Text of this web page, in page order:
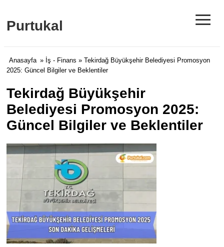
Purtukal ≡
Anasayfa » İş - Finans » Tekirdağ Büyükşehir Belediyesi Promosyon
2025: Güncel Bilgiler ve Beklentiler
Tekirdağ Büyükşehir
Belediyesi Promosyon 2025:
Güncel Bilgiler ve Beklentiler